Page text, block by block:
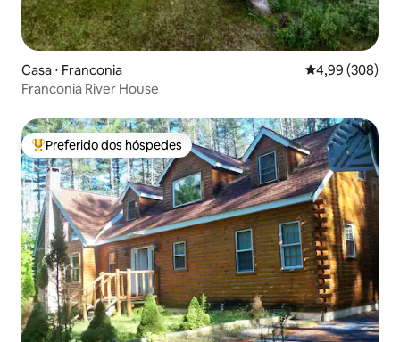
Casa ⋅ Franconia 4,99 de uma
4,99 (308)
Franconia River House
Entre os melhores preferidos dos hóspedes
Preferido dos hóspedes